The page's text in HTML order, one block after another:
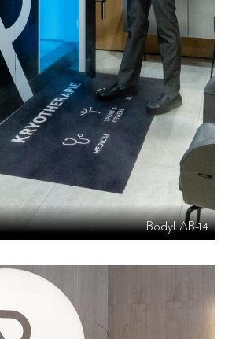
BodyLAB-14